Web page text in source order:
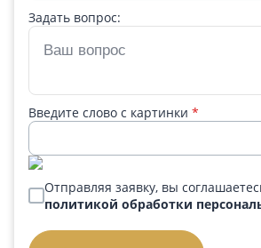
Задать вопрос:
Введите слово с картинки *
Отправляя заявку, вы
политикой обработки